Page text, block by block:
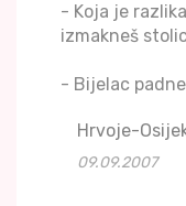
- Koja je
izmakneš
- Bijelac
Hrvoje-
09.09.2007